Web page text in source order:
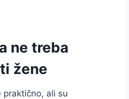
ne treba
žene
praktično, ali su